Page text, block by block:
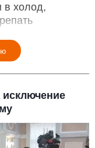
в холод,
исключение